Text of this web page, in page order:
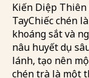
Kiến Diệp Thiên
Tay ​Chiếc chén
khoáng sắt và
nâu huyết dụ
lánh, tạo nên
chén trà là một